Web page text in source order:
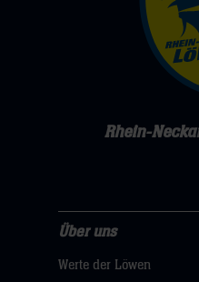
Rhein-
uns
Über uns
Werte der Löwen